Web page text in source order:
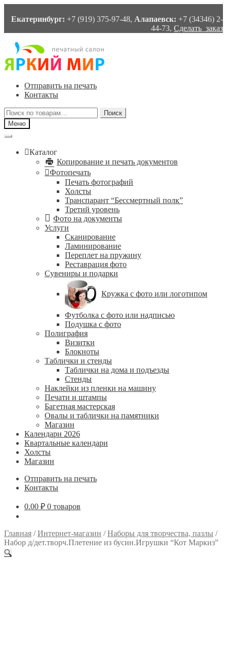
Екатеринбург: +7 (919) 375-97-48, Алапаевск: +7 (34346) 2-
44-73, Сделать заказ
Перейти
навигации
Перейти
содержимому
Отправить на печать
Контакты
Искать:
Поиск
Меню
Каталог
Копирование и печать документов
Фотопечать
Печать фотографий
Холсты
Транспарант “Бессмертный полк”
Третий уровень
Фото на документы
Услуги
Сканирование
Ламинирование
Переплет на пружину
Реставрация фото
Сувениры и подарки
Кружка с фото или логотипом
Футболка с фото или надписью
Подушка с фото
Полиграфия
Визитки
Блокноты
Таблички и стенды
Таблички на дома и подъезды
Стенды
Наклейки из пленки на машину
Печати и штампы
Багетная мастерская
Овалы и таблички на памятники
Магазин
Календари 2026
Квартальные календари
Холсты
Магазин
Отправить на печать
Контакты
0.00 ₽ 0 товаров
Главная /Интернет-магазин /Наборы для творчества, пазлы /
Набор д/дет.творч.Плетение из бусин.Игрушки “Кот Маркиз”
🔍